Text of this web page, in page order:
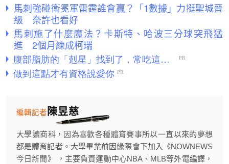
馬刺強碰衛冕軍雷霆誰會贏？「1數據」力挺聖城晉
級 奈許也看好
馬刺施了什麼魔法？卡斯特、哈波三分球突飛猛
進 2個月練成柯瑞
陳昱慈
編輯記者
大學讀商科，因為喜歡各種體育賽事所以一直以來的夢想
都是體育記者。大學畢業前因緣際會下加入《NOWNEWS
今日新聞》 ，主要負責運動中心NBA、MLB等外電編譯，